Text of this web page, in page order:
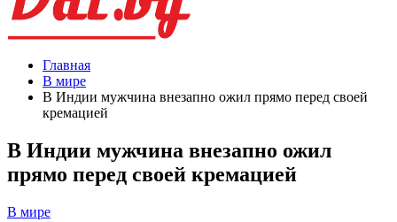
Главная
В мире
В Индии мужчина внезапно ожил прямо перед своей
кремацией
В Индии мужчина внезапно ожил
прямо перед своей кремацией
В мире